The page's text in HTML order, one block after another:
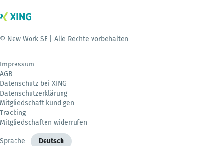
© New Work SE | Alle Rechte vorbehalten
Impressum
AGB
Datenschutz bei XING
Datenschutzerklärung
Mitgliedschaft kündigen
Tracking
Mitgliedschaften widerrufen
Sprache Deutsch